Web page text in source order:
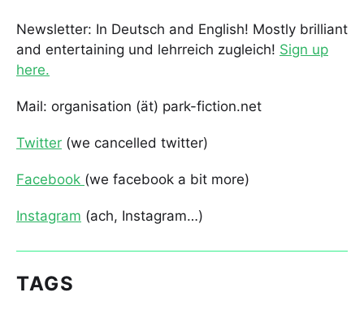
Newsletter: In Deutsch and English! Mostly brilliant
and entertaining und lehrreich zugleich! Sign up
here.
Mail: organisation (ät) park-fiction.net
Twitter (we cancelled twitter)
Facebook (we facebook a bit more)
Instagram (ach, Instagram…)
TAGS